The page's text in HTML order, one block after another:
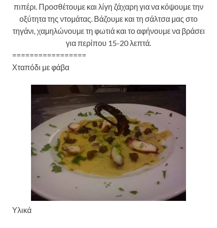
πιπέρι. Προσθέτουμε και λίγη ζάχαρη για να κόψουμε την
οξύτητα της ντομάτας. Βάζουμε και τη σάλτσα μας στο
τηγάνι, χαμηλώνουμε τη φωτιά και το αφήνουμε να βράσει
για περίπου 15-20 λεπτά.
=================
Χταπόδι με φάβα
Υλικά